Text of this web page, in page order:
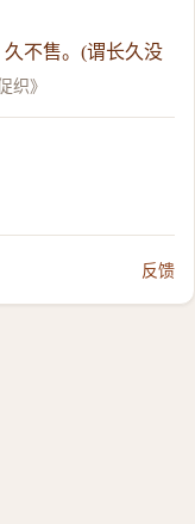
不售。(谓长久没
织》
反馈